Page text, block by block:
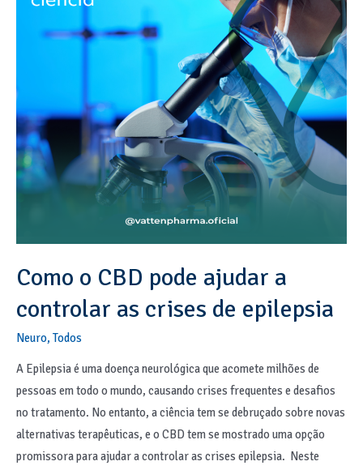
Como o CBD pode ajudar a
controlar as crises de epilepsia
Neuro, Todos
A Epilepsia é uma doença neurológica que acomete milhões de
pessoas em todo o mundo, causando crises frequentes e desafios
no tratamento. No entanto, a ciência tem se debruçado sobre novas
alternativas terapêuticas, e o CBD tem se mostrado uma opção
promissora para ajudar a controlar as crises epilepsia. Neste